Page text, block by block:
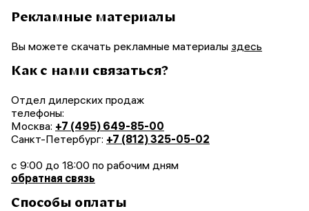
Рекламные материалы
Вы можете скачать рекламные материалы здесь
Как с нами связаться?
Отдел дилерских продаж
телефоны:
Москва: +7 (495) 649-85-00
Санкт-Петербург: +7 (812) 325-05-02
с 9:00 до 18:00 по рабочим дням
обратная связь
Способы оплаты